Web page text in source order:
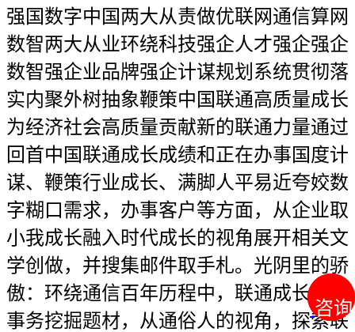
咨询
咨询
强国数字中国两大从责做优联网通信算网
数智两大从业环绕科技强企人才强企强企
数智强企业品牌强企计谋规划系统贯彻落
实内聚外树抽象鞭策中国联通高质量成长
为经济社会高质量贡献新的联通力量通过
回首中国联通成长成绩和正在办事国度计
谋、鞭策行业成长、满脚人平易近夸姣数
字糊口需求，办事客户等方面，从企业取
小我成长融入时代成长的视角展开相关文
学创做，并搜集邮件取手札。光阴里的骄
傲：环绕通信百年历程中，联通成长严沉
事务挖掘题材，从通俗人的视角，探索联